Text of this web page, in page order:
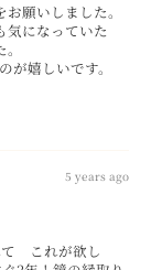
願いしました。
になっていた
嬉しいです。
5 years ago
て これが欲し